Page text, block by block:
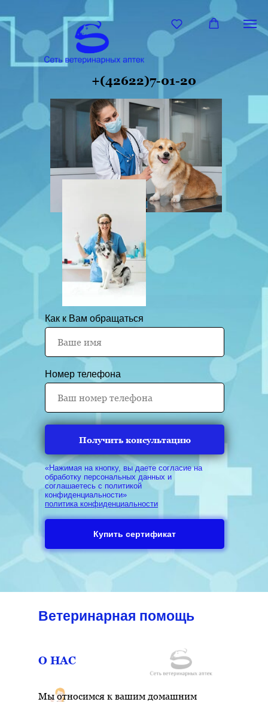
+(42622)7-01-20
Как к Вам обращаться
Номер телефона
Получить консультацию
«Нажимая на кнопку, вы даете согласие на
обработку персональных данных и
соглашаетесь c политикой
конфиденциальности»
политика конфиденциальности
Купить сертификат
Ветеринарная помощь
ветеринарнаяО НАС
Мы относимся к вашим домашним